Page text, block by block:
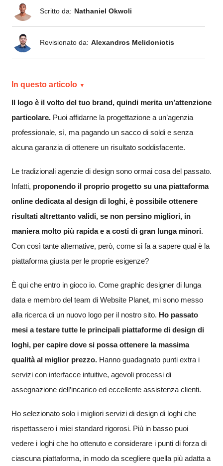
Revisionato da: Alexandros Melidoniotis
Scritto da: Nathaniel Okwoli
In questo articolo
Il logo è il volto del tuo brand, quindi merita un’attenzione
particolare. Puoi affidarne la progettazione a un’agenzia
professionale, sì, ma pagando un sacco di soldi e senza
alcuna garanzia di ottenere un risultato soddisfacente.
Le tradizionali agenzie di design sono ormai cosa del passato.
Infatti, proponendo il proprio progetto su una piattaforma
online dedicata al design di loghi, è possibile ottenere
risultati altrettanto validi, se non persino migliori, in
maniera molto più rapida e a costi di gran lunga minori.
Con così tante alternative, però, come si fa a sapere qual è la
piattaforma giusta per le proprie esigenze?
È qui che entro in gioco io. Come graphic designer di lunga
data e membro del team di Website Planet, mi sono messo
alla ricerca di un nuovo logo per il nostro sito. Ho passato
mesi a testare tutte le principali piattaforme di design di
loghi, per capire dove si possa ottenere la massima
qualità al miglior prezzo. Hanno guadagnato punti extra i
servizi con interfacce intuitive, agevoli processi di
assegnazione dell’incarico ed eccellente assistenza clienti.
Ho selezionato solo i migliori servizi di design di loghi che
rispettassero i miei standard rigorosi. Più in basso puoi
vedere i loghi che ho ottenuto e considerare i punti di forza di
ciascuna piattaforma, in modo da scegliere quella più adatta a